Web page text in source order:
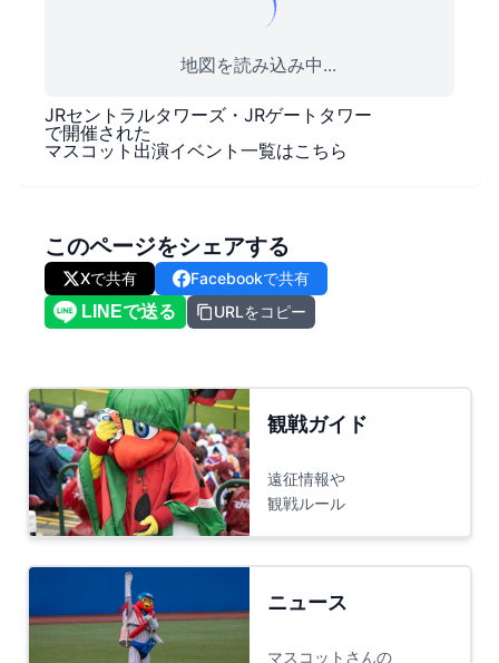
地図を読み込み中...
JRセントラルタワーズ・JRゲートタワー
で開催された
マスコット出演イベント一覧はこちら
このページをシェアする
Xで共有
Facebookで共有
URLをコピー
観戦ガイド
遠征情報や
観戦ルール
ニュース
マスコットさんの